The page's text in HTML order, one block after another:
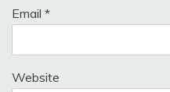
Email *
Website